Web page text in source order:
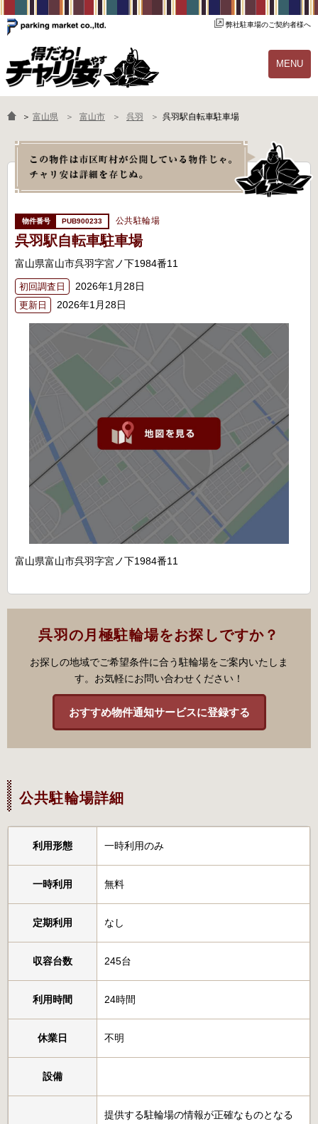
弊社駐車場のご契約者様へ
MENU
物件一覧 ご契約の流れ
よくあるご質問 駐輪場オーナー様へ
＞ 富山県 富山市 呉羽 呉羽駅自転車駐車場
PUB900233 公共駐輪場
呉羽駅自転車駐車場
富山県富山市呉羽字宮ノ下1984番11
初回調査日 2026年1月28日
更新日 2026年1月28日
富山県富山市呉羽字宮ノ下1984番11
呉羽の月極駐輪場をお探しですか？
お探しの地域でご希望条件に合う駐輪場をご案内いたしま
す。お気軽にお問い合わせください！
おすすめ物件通知サービスに登録する
公共駐輪場詳細
利用形態 一時利用のみ
一時利用 無料
定期利用 なし
収容台数 245台
利用時間 24時間
休業日 不明
設備
提供する駐輪場の情報が正確なものとなる